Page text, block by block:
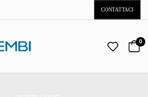
CONTATTACI
0